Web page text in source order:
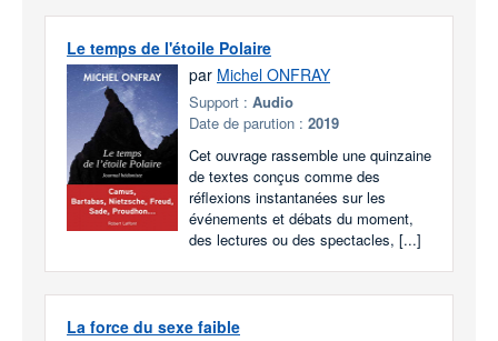
Le temps de l'étoile Polaire
par Michel ONFRAY
Support : Audio
Date de parution : 2019
Cet ouvrage rassemble une quinzaine
de textes conçus comme des
réflexions instantanées sur les
événements et débats du moment,
des lectures ou des spectacles, [...]
La force du sexe faible